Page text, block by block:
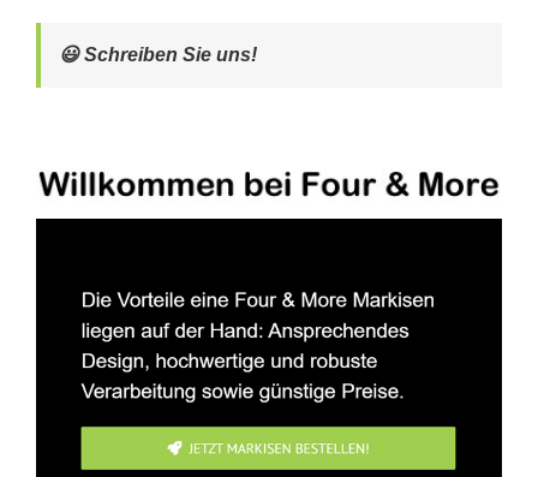
😃 Schreiben Sie uns!